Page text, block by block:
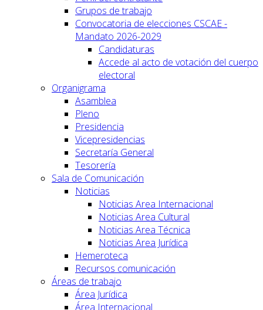
Grupos de trabajo
Convocatoria de elecciones CSCAE -
Mandato 2026-2029
Candidaturas
Accede al acto de votación del cuerpo
electoral
Organigrama
Asamblea
Pleno
Presidencia
Vicepresidencias
Secretaría General
Tesorería
Sala de Comunicación
Noticias
Noticias Area Internacional
Noticias Area Cultural
Noticias Area Técnica
Noticias Area Jurídica
Hemeroteca
Recursos comunicación
Áreas de trabajo
Área Jurídica
Área Internacional